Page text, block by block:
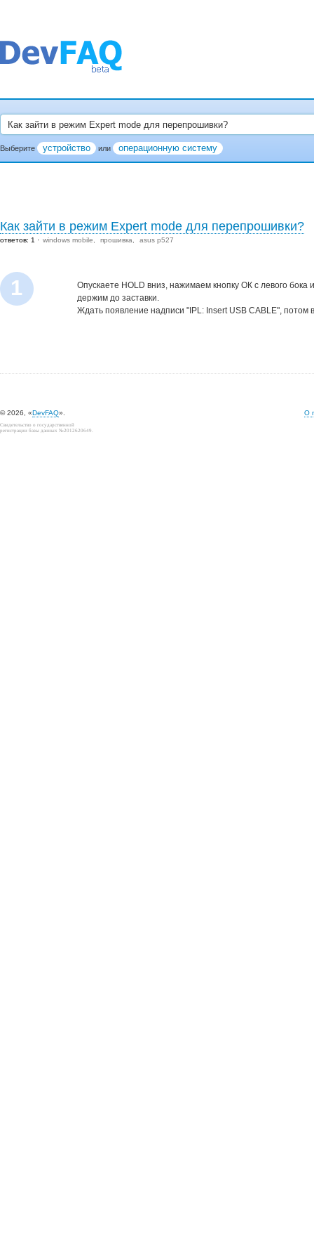
Выберите устройство или операционную систему
Как зайти в режим Expert mode для перепрошивки?
ответов: 1 windows mobile прошивка asus p527
1
Опускаете HOLD вниз, нажимаем кнопку ОК с левого бока
держим до заставки.
Ждать появление надписи "IPL: Insert USB CABLE", потом
© 2026, «DevFAQ». О
Свидетельство о государственной
регистрации базы данных №2012620649.